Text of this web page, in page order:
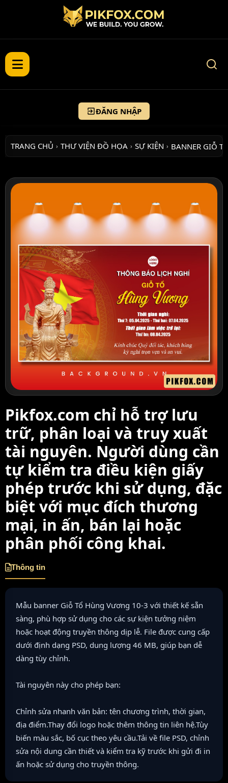
ĐĂNG NHẬP
TRANG CHỦ › THƯ VIỆN ĐỒ HỌA › SỰ KIỆN › BANNER GIỖ
Pikfox.com chỉ hỗ trợ lưu
trữ, phân loại và truy xuất
tài nguyên. Người dùng cần
tự kiểm tra điều kiện giấy
phép trước khi sử dụng, đặc
biệt với mục đích thương
mại, in ấn, bán lại hoặc
phân phối công khai.
Thông tin
Mẫu banner Giỗ Tổ Hùng Vương 10-3 với thiết kế sẵn
sàng, phù hợp sử dụng cho các sự kiện tưởng niệm
hoặc hoạt động truyền thông dịp lễ. File được cung cấp
dưới định dạng PSD, dung lượng 46 MB, giúp bạn dễ
dàng tùy chỉnh.
Tài nguyên này cho phép bạn:
Chỉnh sửa nhanh văn bản: tên chương trình, thời gian,
địa điểm.Thay đổi logo hoặc thêm thông tin liên hệ.Tùy
biến màu sắc, bố cục theo yêu cầu.Tải về file PSD, chỉnh
sửa nội dung cần thiết và kiểm tra kỹ trước khi gửi đi in
ấn hoặc sử dụng cho truyền thông.